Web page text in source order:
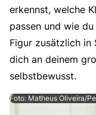
erkennst, welche
passen und wie
Figur zusätzlich in
dich an deinem
selbstbewusst.
Foto: Matheus Oliveira/